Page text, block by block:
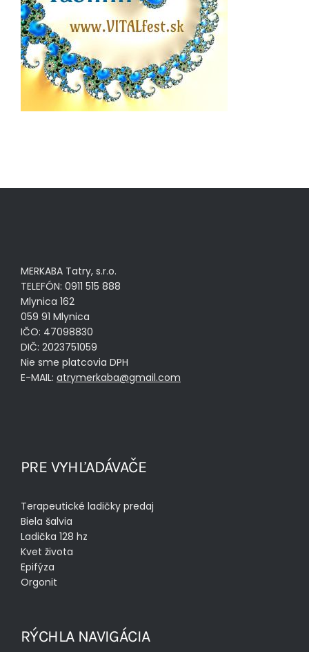
MERKABA Tatry, s.r.o.
TELEFÓN: 0911 515 888
Mlynica 162
059 91 Mlynica
IČO: 47098830
DIČ: 2023751059
Nie sme platcovia DPH
E-MAIL: atrymerkaba@gmail.com
PRE VYHĽADÁVAČE
Terapeutické ladičky predaj
Biela šalvia
Ladička 128 hz
Kvet života
Epifýza
Orgonit
RÝCHLA NAVIGÁCIA